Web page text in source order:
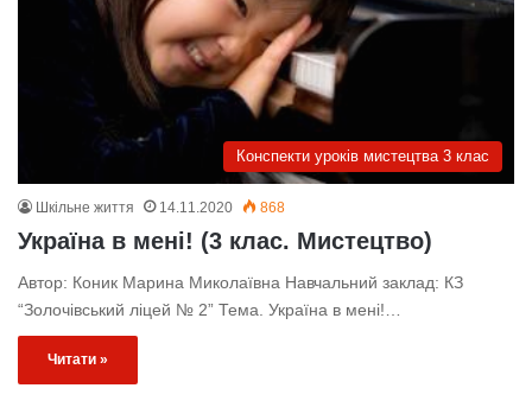
Конспекти уроків мистецтва 3 клас
Шкільне життя 14.11.2020 868
Україна в мені! (3 клас. Мистецтво)
Автор: Коник Марина Миколаївна Навчальний заклад: КЗ
“Золочівський ліцей № 2” Тема. Україна в мені!…
Читати »